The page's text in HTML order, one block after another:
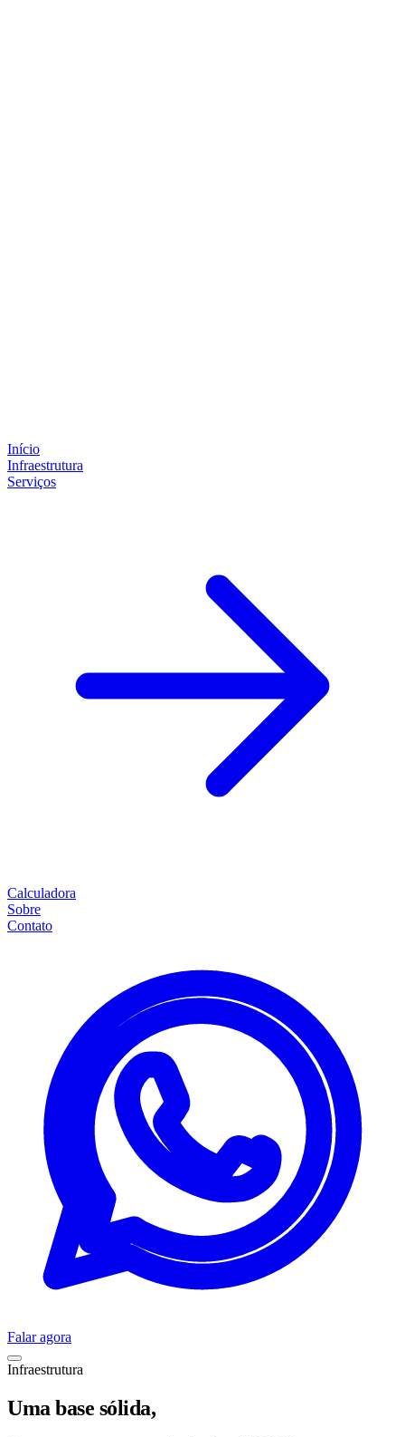
Início
Infraestrutura
Serviços
Calculadora
Sobre
Contato
Falar agora
Infraestrutura
Uma base sólida,